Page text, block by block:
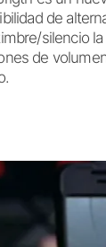
de
silencio
de